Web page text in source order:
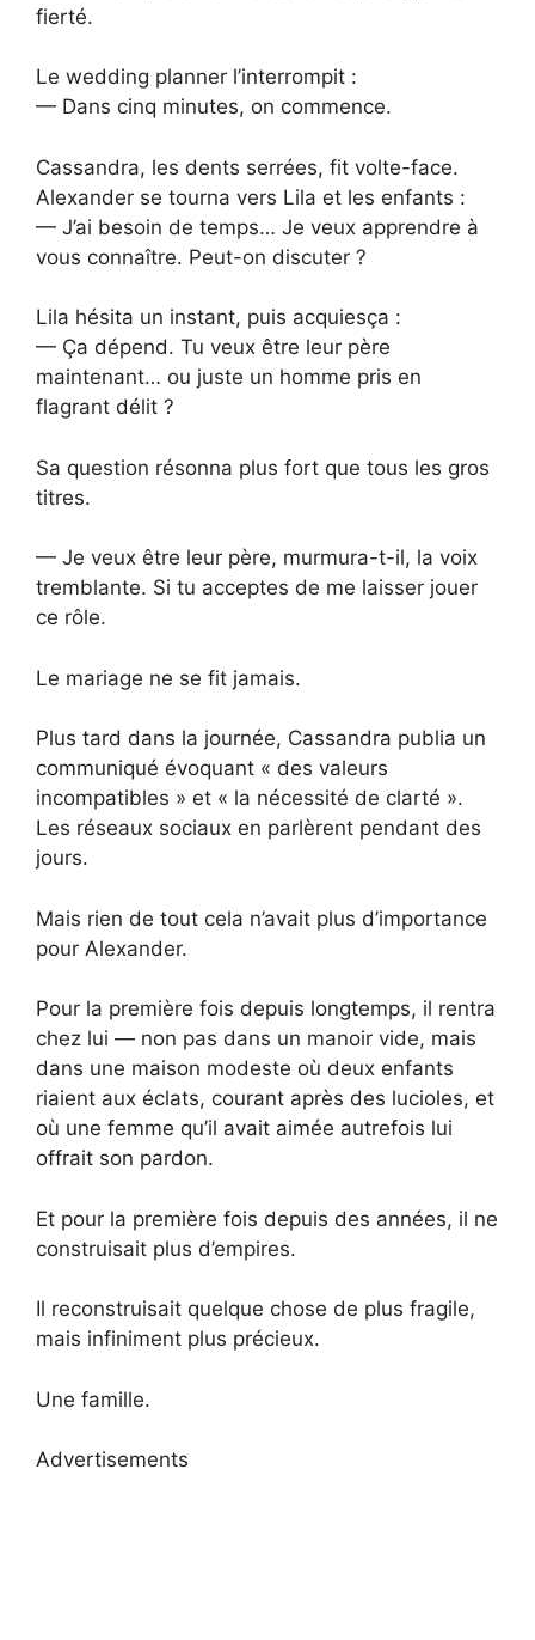
fierté.
Le wedding planner l’interrompit :
— Dans cinq minutes, on commence.
Cassandra, les dents serrées, fit volte-face.
Alexander se tourna vers Lila et les enfants :
— J’ai besoin de temps… Je veux apprendre à
vous connaître. Peut-on discuter ?
Lila hésita un instant, puis acquiesça :
— Ça dépend. Tu veux être leur père
maintenant… ou juste un homme pris en
flagrant délit ?
Sa question résonna plus fort que tous les gros
titres.
— Je veux être leur père, murmura-t-il, la voix
tremblante. Si tu acceptes de me laisser jouer
ce rôle.
Le mariage ne se fit jamais.
Plus tard dans la journée, Cassandra publia un
communiqué évoquant « des valeurs
incompatibles » et « la nécessité de clarté ».
Les réseaux sociaux en parlèrent pendant des
jours.
Mais rien de tout cela n’avait plus d’importance
pour Alexander.
Pour la première fois depuis longtemps, il rentra
chez lui — non pas dans un manoir vide, mais
dans une maison modeste où deux enfants
riaient aux éclats, courant après des lucioles, et
où une femme qu’il avait aimée autrefois lui
offrait son pardon.
Et pour la première fois depuis des années, il ne
construisait plus d’empires.
Il reconstruisait quelque chose de plus fragile,
mais infiniment plus précieux.
Une famille.
Advertisements